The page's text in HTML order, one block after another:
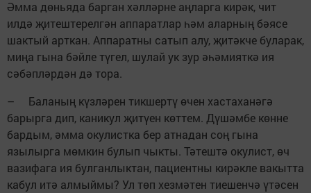
Әмма дөньяда барган хәлләрне аңларга кирәк, чит
илдә җитештерелгән аппаратлар һәм аларның бәясе
шактый арткан. Аппаратны сатып алу, җитәкче буларак,
миңа гына бәйле түгел, шулай ук зур әһәмияткә ия
сәбәпләрдән дә тора.
– Баланың күзләрен тик­шертү өчен хастаханәгә
барырга дип, каникул җитүен көттем. Дүшәмбе көнне
бардым, әмма окулистка бер атнадан соң гына
язылырга мөмкин булып чыкты. Тәтештә окулист, өч
вазифага ия булганлыктан, пациентны кирәкле вакытта
кабул итә алмыймы? Ул төп хезмәтен тиешенчә үтәсен